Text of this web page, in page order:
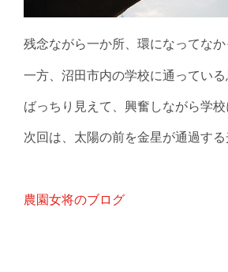
残念ながら一か所、環になってなか
一方、沼田市内の学校に通っている
ばっちり見えて、興奮しながら学校
次回は、太陽の前を金星が通過する
農園女将のブログ